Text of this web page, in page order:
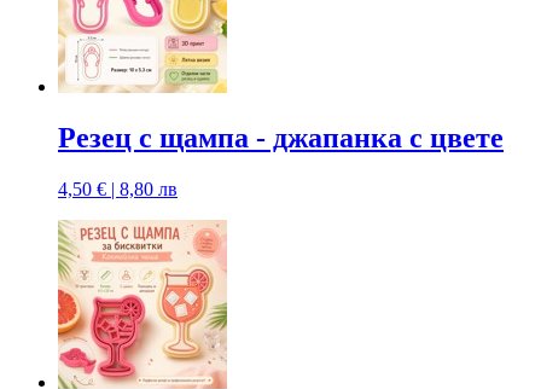
Резец с щампa - джапанка с цвете
4,50 € | 8,80 лв